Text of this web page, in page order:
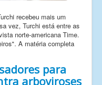
recebeu mais um
vez, Turchi está entre as
norte-americana Time.
A matéria completa
para
arboviroses